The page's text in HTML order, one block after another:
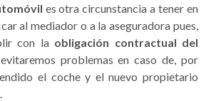
es otra circunstancia a tener en
al mediador o a la aseguradora pues,
con la obligación contractual del
problemas en caso de, por
el coche y el nuevo propietario